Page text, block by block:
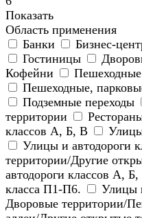
Показать
Область применения
Банки
Бизнес-
Гостиницы
Кофейни
Пешеходные
Пешеходные,
Подземные переходы
территории
классов А, Б, В
Улицы и автодороги
территории/Другие
автодороги классов А,
класса П1-П6.
Улицы
Дворовые территории/